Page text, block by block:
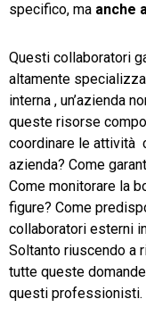
specifico, ma anche
Questi collaboratori
altamente
interna , un’azienda
queste risorse
coordinare le attività
azienda? Come
Come monitorare la
figure? Come
collaboratori esterni
Soltanto riuscendo a
tutte queste
questi professionisti.